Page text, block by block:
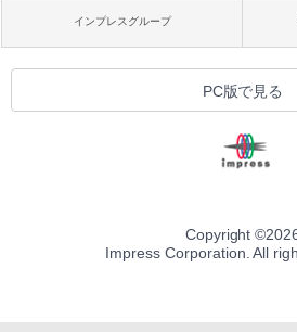
インプレスグループ
PC版で見る
Copyright ©
Impress Corporation. All